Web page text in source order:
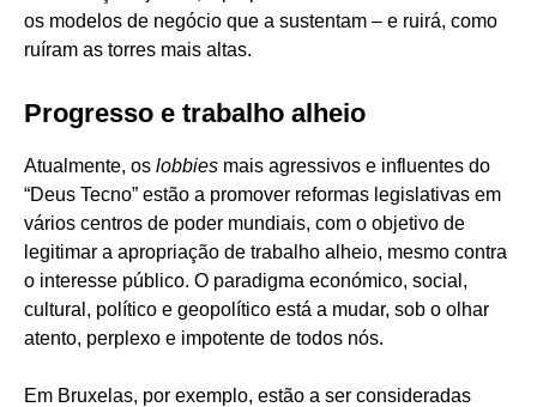
os modelos de negócio que a sustentam – e ruirá, como
ruíram as torres mais altas.
Progresso e trabalho alheio
Atualmente, os lobbies mais agressivos e influentes do
“Deus Tecno” estão a promover reformas legislativas em
vários centros de poder mundiais, com o objetivo de
legitimar a apropriação de trabalho alheio, mesmo contra
o interesse público. O paradigma económico, social,
cultural, político e geopolítico está a mudar, sob o olhar
atento, perplexo e impotente de todos nós.
Em Bruxelas, por exemplo, estão a ser consideradas